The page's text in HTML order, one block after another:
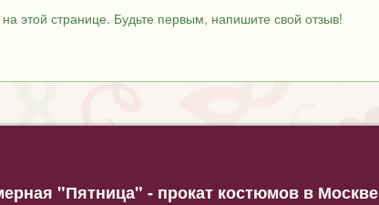
этой странице. Будьте первым, напишите свой отзыв!
"Пятница" - прокат костюмов в Москве